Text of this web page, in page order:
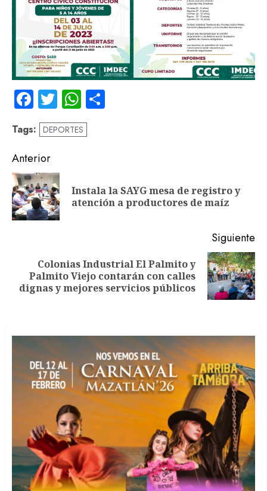
Facebook
TwitterWhatsApp
Tags: DEPORTES
Navegación
de
entradas
Anterior
Instala la SAYG mesa de registro y
atención a productores de maíz
Siguiente
Siguiente
entrada:
Colonias Industrial El Palmito y
Palmito Viejo contarán con calles
dignas y mejores servicios públicos